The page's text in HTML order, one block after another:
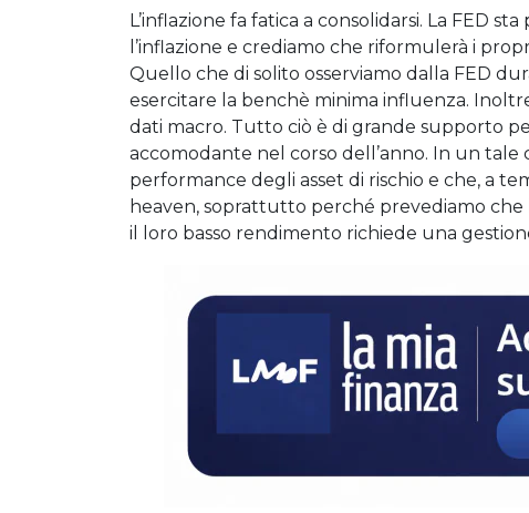
L’inflazione fa fatica a consolidarsi. La FED
l’inflazione e crediamo che riformulerà i
Quello che di solito osserviamo dalla FED
esercitare la benchè minima influenza.
dati macro. Tutto ciò è di grande supporto
accomodante nel corso dell’anno. In un
performance degli asset di rischio e che, a
heaven, soprattutto perché prevediamo che
il loro basso rendimento richiede una